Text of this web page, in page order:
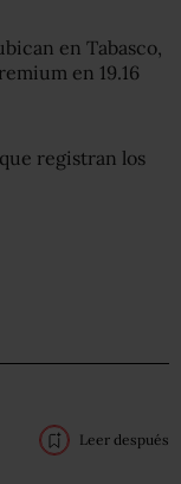
en Tabasco,
en 19.16
registran los
Leer después